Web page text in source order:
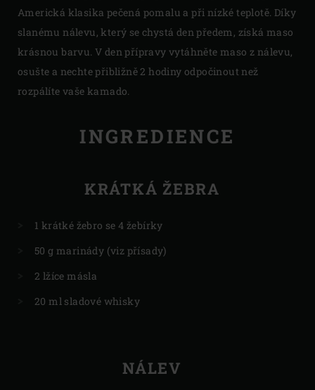
Americká klasika pečená pomalu a při nízké teplotě. Díky
slanému nálevu, který se chystá den předem, získá maso
krásnou barvu. V den přípravy vytáhněte maso z nálevu,
osušte a nechte přibližně 2 hodiny odpočinout než
rozpálíte vaše kamado.
INGREDIENCE
KRÁTKÁ ŽEBRA
1 krátké žebro se 4 žebírky
50 g marinády (viz přísady)
2 lžíce másla
20 ml sladové whisky
NÁLEV